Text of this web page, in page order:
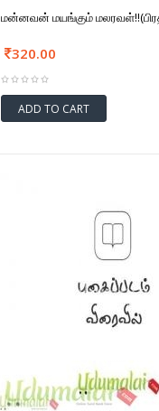
மன்னவன் மயங்கும்
320.00
ADD TO CART